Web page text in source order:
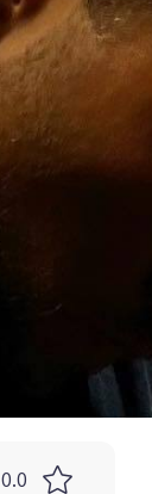
0.0 (0 ביקורות)